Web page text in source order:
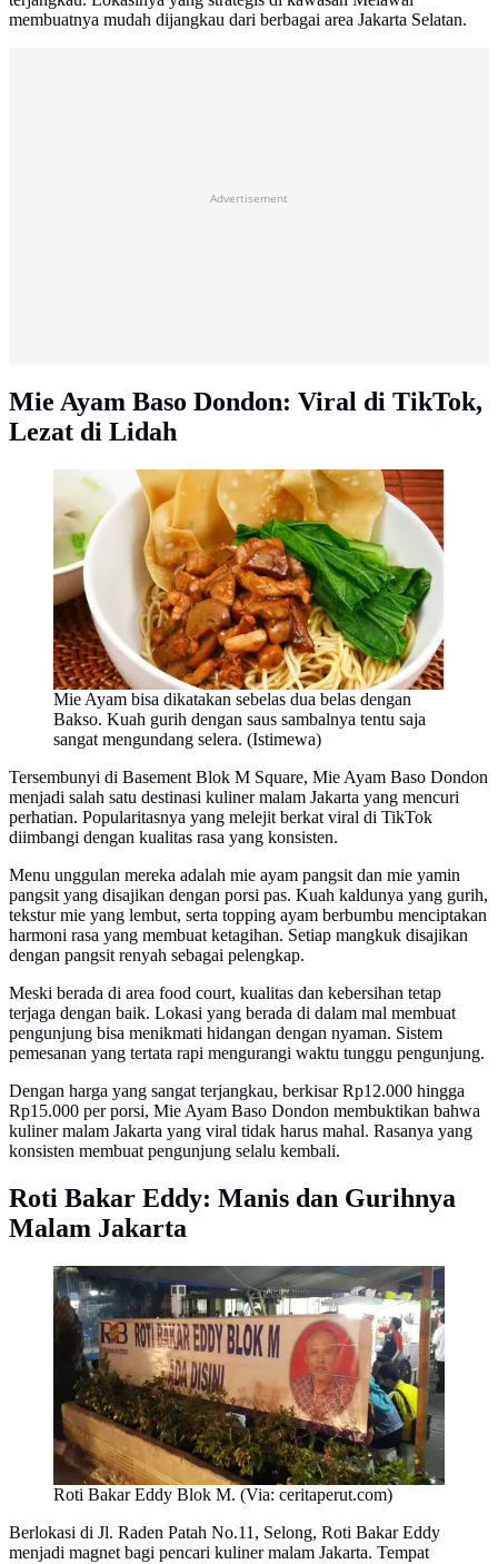
membuatnya mudah dijangkau dari berbagai area Jakarta Selatan.
Advertisement
Mie Ayam Baso Dondon: Viral di TikTok,
Lezat di Lidah
Mie Ayam bisa dikatakan sebelas dua belas dengan
Bakso. Kuah gurih dengan saus sambalnya tentu saja
sangat mengundang selera. (Istimewa)
Tersembunyi di Basement Blok M Square, Mie Ayam Baso Dondon
menjadi salah satu destinasi kuliner malam Jakarta yang mencuri
perhatian. Popularitasnya yang melejit berkat viral di TikTok
diimbangi dengan kualitas rasa yang konsisten.
Menu unggulan mereka adalah mie ayam pangsit dan mie yamin
pangsit yang disajikan dengan porsi pas. Kuah kaldunya yang gurih,
tekstur mie yang lembut, serta topping ayam berbumbu menciptakan
harmoni rasa yang membuat ketagihan. Setiap mangkuk disajikan
dengan pangsit renyah sebagai pelengkap.
Meski berada di area food court, kualitas dan kebersihan tetap
terjaga dengan baik. Lokasi yang berada di dalam mal membuat
pengunjung bisa menikmati hidangan dengan nyaman. Sistem
pemesanan yang tertata rapi mengurangi waktu tunggu pengunjung.
Dengan harga yang sangat terjangkau, berkisar Rp12.000 hingga
Rp15.000 per porsi, Mie Ayam Baso Dondon membuktikan bahwa
kuliner malam Jakarta yang viral tidak harus mahal. Rasanya yang
konsisten membuat pengunjung selalu kembali.
Roti Bakar Eddy: Manis dan Gurihnya
Malam Jakarta
Roti Bakar Eddy Blok M. (Via: ceritaperut.com)
Berlokasi di Jl. Raden Patah No.11, Selong, Roti Bakar Eddy
menjadi magnet bagi pencari kuliner malam Jakarta. Tempat